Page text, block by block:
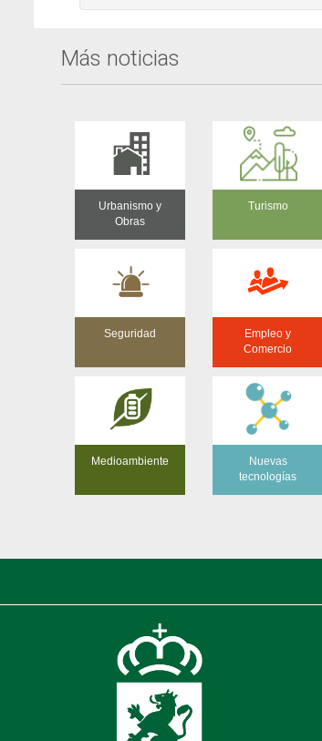
Más noticias
Urbanismo y
Obras
Turismo
Seguridad
Empleo y
Comercio
Medioambiente
Nuevas
tecnologías